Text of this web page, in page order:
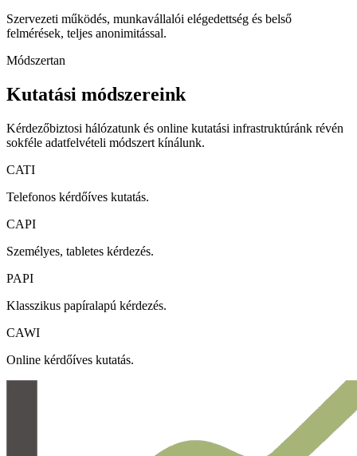
Szervezeti működés, munkavállalói elégedettség és belső
felmérések, teljes anonimitással.
Módszertan
Kutatási módszereink
Kérdezőbiztosi hálózatunk és online kutatási infrastruktúránk révén
sokféle adatfelvételi módszert kínálunk.
CATI
Telefonos kérdőíves kutatás.
CAPI
Személyes, tabletes kérdezés.
PAPI
Klasszikus papíralapú kérdezés.
CAWI
Online kérdőíves kutatás.